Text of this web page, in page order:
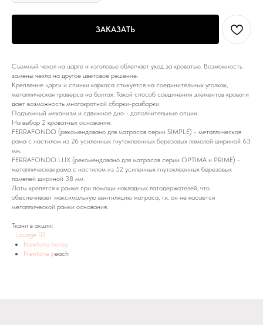
ЗАКАЗАТЬ
Съемный чехол на царге и изголовье облегчает уход за кроватью. Возможность
замены чехла на другое цветовое решение.
Крепление царги и спинки каркаса стыкуется на соединительных уголках,
металлическая траверса на болтах. Такой способ соединения элементов кровати
дает возможность многократной сборки-разборки.
Подъемный механизм и сдвижное дно - дополнительные опции.
На выбор 2 кроватных основания:
FERRAFONDO (рекомендовано для матрасов серии SIMPLE) - металлическая
рама с настилом из 26 усиленных гнутоклеенных березовых ламелей шириной 63
мм.
FERRAFONDO LUX (рекомендовано для матрасов серии OPTIMA и PRIME) -
металлическая рама с настилом из 52 усиленных гнутоклеенных березовых
ламелей шириной 38 мм.
Латы крепятся к рамке при помощи накладных латодержателей, что
обеспечивает максимальную вентиляцию матраса, т.к. он не касается
металлической рамки основания.
Ткани в акции:
Lounge 02
Newtonе honey
Newtone peach